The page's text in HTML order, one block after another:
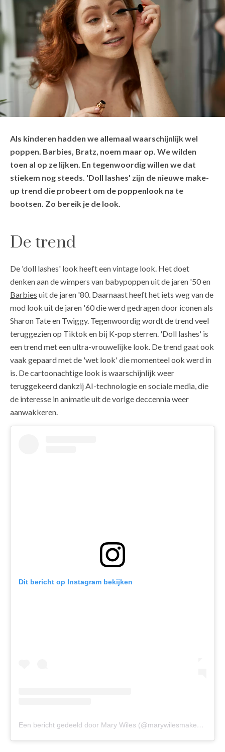
Als kinderen hadden we allemaal waarschijnlijk wel
poppen. Barbies, Bratz, noem maar op. We wilden
toen al op ze lijken. En tegenwoordig willen we dat
stiekem nog steeds. 'Doll lashes' zijn de nieuwe make-
up trend die probeert om de poppenlook na te
bootsen. Zo bereik je de look.
De trend
De 'doll lashes' look heeft een vintage look. Het doet
denken aan de wimpers van babypoppen uit de jaren '50 en
Barbies uit de jaren '80. Daarnaast heeft het iets weg van de
mod look uit de jaren '60 die werd gedragen door iconen als
Sharon Tate en Twiggy. Tegenwoordig wordt de trend veel
teruggezien op Tiktok en bij K-pop sterren. 'Doll lashes' is
een trend met een ultra-vrouwelijke look. De trend gaat ook
vaak gepaard met de 'wet look' die momenteel ook werd in
is. De cartoonachtige look is waarschijnlijk weer
teruggekeerd dankzij AI-technologie en sociale media, die
de interesse in animatie uit de vorige deccennia weer
aanwakkeren.
Dit bericht op Instagram bekijken
Een bericht gedeeld door Mary Wiles (@marywilesmakeup)